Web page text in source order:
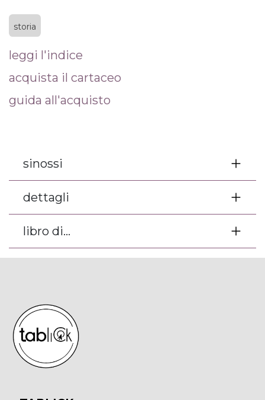
storia
leggi l'indice
acquista il cartaceo
guida all'acquisto
sinossi
dettagli
libro di...